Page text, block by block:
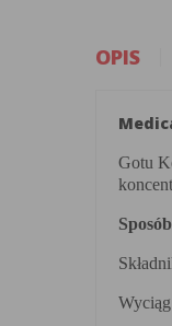
OPIS
Gotu